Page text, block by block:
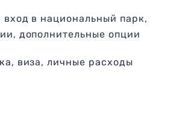
вход в национальный парк,
дополнительные опции
виза, личные расходы